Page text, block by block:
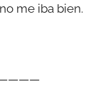
me iba bien.